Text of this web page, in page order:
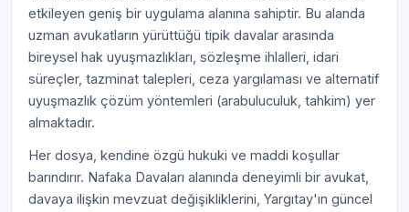
etkileyen geniş bir uygulama alanına sahiptir. Bu alanda
uzman avukatların yürüttüğü tipik davalar arasında
bireysel hak uyuşmazlıkları, sözleşme ihlalleri, idari
süreçler, tazminat talepleri, ceza yargılaması ve alternatif
uyuşmazlık çözüm yöntemleri (arabuluculuk, tahkim) yer
almaktadır.
Her dosya, kendine özgü hukuki ve maddi koşullar
barındırır. Nafaka Davaları alanında deneyimli bir avukat,
davaya ilişkin mevzuat değişikliklerini, Yargıtay'ın güncel